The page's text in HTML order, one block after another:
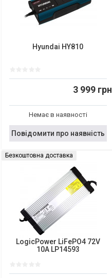
Hyundai HY810
3 999 грн
Немає в наявності
Повідомити про наявність
Безкоштовна доставка
LogicPower LiFePO4 72V
10A LP14593